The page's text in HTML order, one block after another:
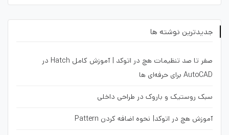
جدیدترین نوشته ها
صفر تا صد تنظیمات هچ در اتوکد | آموزش کامل Hatch در
AutoCAD برای حرفه‌ای ها
سبک روستیک و باروک در طراحی داخلی
آموزش هچ در اتوکد| نحوه اضافه کردن Pattern